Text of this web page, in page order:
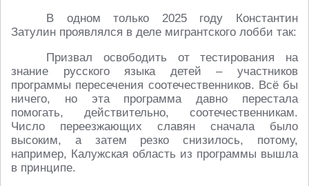
В одном только 2025 году Константин
Затулин проявлялся в деле мигрантского лобби так:
Призвал освободить от тестирования на
знание русского языка детей – участников
программы пересечения соотечественников. Всё бы
ничего, но эта программа давно перестала
помогать, действительно, соотечественникам.
Число переезжающих славян сначала было
высоким, а затем резко снизилось, потому,
например, Калужская область из программы вышла
в принципе.